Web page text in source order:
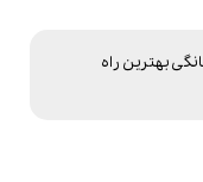
بهترین راه